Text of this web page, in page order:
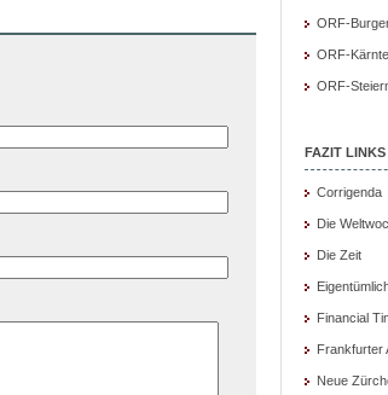
ORF-
ORF-
ORF-
FAZIT
Corrigenda
Die
Die Zeit
Financial
Frankfurter
Neue